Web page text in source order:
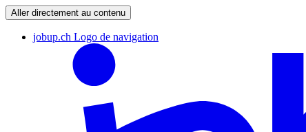
Aller directement au contenu
jobup.ch Logo de navigation